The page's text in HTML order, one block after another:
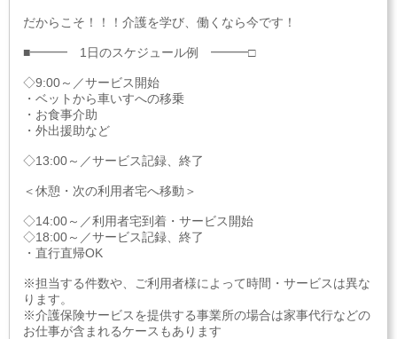
だからこそ！！！介護を学び、働くなら今です！
■━━━ 1日のスケジュール例 ━━━□
◇9:00～／サービス開始
・ベットから車いすへの移乗
・お食事介助
・外出援助など
◇13:00～／サービス記録、終了
＜休憩・次の利用者宅へ移動＞
◇14:00～／利用者宅到着・サービス開始
◇18:00～／サービス記録、終了
・直行直帰OK
※担当する件数や、ご利用者様によって時間・サービスは異な
ります。
※介護保険サービスを提供する事業所の場合は家事代行などの
お仕事が含まれるケースもあります